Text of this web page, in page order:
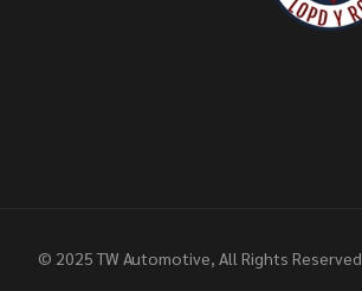
© 2025 TW Automotive, All Rights Reserved